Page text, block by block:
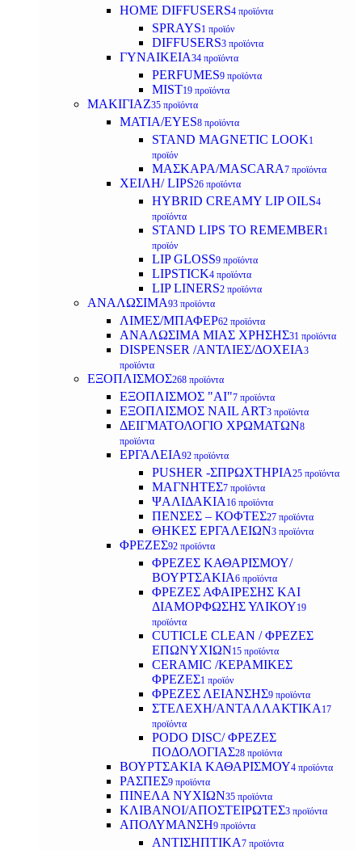
HOME DIFFUSERS4 προϊόντα
SPRAYS1 προϊόν
DIFFUSERS3 προϊόντα
ΓΥΝΑΙΚΕΙΑ34 προϊόντα
PERFUMES9 προϊόντα
MIST19 προϊόντα
ΜΑΚΙΓΙΑΖ35 προϊόντα
ΜΑΤΙΑ/EYES8 προϊόντα
STAND MAGNETIC LOOK1
προϊόν
ΜΑΣΚΑΡΑ/MASCARA7 προϊόντα
ΧΕΙΛΗ/ LIPS26 προϊόντα
HYBRID CREAMY LIP OILS4
προϊόντα
STAND LIPS TO REMEMBER 1
προϊόν
LIP GLOSS9 προϊόντα
LIPSTICK4 προϊόντα
LIP LINERS2 προϊόντα
ΑΝΑΛΩΣΙΜΑ93 προϊόντα
ΛΙΜΕΣ/ΜΠΑΦΕΡ62 προϊόντα
ΑΝΑΛΩΣΙΜΑ ΜΙΑΣ ΧΡΗΣΗΣ31 προϊόντα
DISPENSER /ΑΝΤΛΙΕΣ/ΔΟΧΕΙΑ3
προϊόντα
ΕΞΟΠΛΙΣΜΟΣ268 προϊόντα
ΕΞΟΠΛΙΣΜΟΣ "AI"7 προϊόντα
ΕΞΟΠΛΙΣΜΟΣ NAIL ART3 προϊόντα
ΔΕΙΓΜΑΤΟΛΟΓΙΟ ΧΡΩΜΑΤΩΝ8
προϊόντα
ΕΡΓΑΛΕΙΑ92 προϊόντα
PUSHER -ΣΠΡΩΧΤΗΡΙΑ25 προϊόντα
ΜΑΓΝΗΤΕΣ7 προϊόντα
ΨΑΛΙΔΑΚΙΑ 16 προϊόντα
ΠΕΝΣΕΣ – ΚΟΦΤΕΣ27 προϊόντα
ΘΗΚΕΣ ΕΡΓΑΛΕΙΩΝ3 προϊόντα
ΦΡΕΖΕΣ92 προϊόντα
ΦΡΕΖΕΣ ΚΑΘΑΡΙΣΜΟΥ/
ΒΟΥΡΤΣΑΚΙΑ6 προϊόντα
ΦΡΕΖΕΣ ΑΦΑΙΡΕΣΗΣ ΚΑΙ
ΔΙΑΜΟΡΦΩΣΗΣ ΥΛΙΚΟΥ19
προϊόντα
CUTICLE CLEAN / ΦΡΕΖΕΣ
ΕΠΩΝΥΧΙΩΝ15 προϊόντα
CERAMIC /ΚΕΡΑΜΙΚΕΣ
ΦΡΕΖΕΣ1 προϊόν
ΦΡΕΖΕΣ ΛΕΙΑΝΣΗΣ9 προϊόντα
ΣΤΕΛΕΧΗ/ΑΝΤΑΛΛΑΚΤΙΚΑ 17
προϊόντα
PODO DISC/ ΦΡΕΖΕΣ
ΠΟΔΟΛΟΓΙΑΣ28 προϊόντα
ΒΟΥΡΤΣΑΚΙΑ ΚΑΘΑΡΙΣΜΟΥ4 προϊόντα
ΡΑΣΠΕΣ9 προϊόντα
ΠΙΝΕΛΑ ΝΥΧΙΩΝ35 προϊόντα
ΚΛΙΒΑΝΟΙ/ΑΠΟΣΤΕΙΡΩΤΕΣ3 προϊόντα
ΑΠΟΛΥΜΑΝΣΗ9 προϊόντα
ΑΝΤΙΣΗΠΤΙΚΑ7 προϊόντα